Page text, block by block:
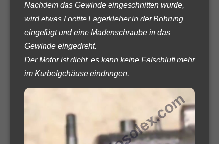
Nachdem das Gewinde eingeschnitten wurde,
wird etwas Loctite Lagerkleber in der Bohrung
eingefügt und eine Madenschraube in das
Gewinde eingedreht.
Der Motor ist dicht, es kann keine Falschluft mehr
im Kurbelgehäuse eindringen.